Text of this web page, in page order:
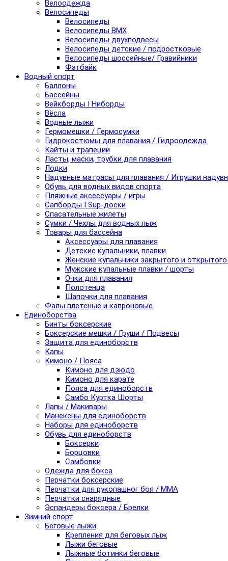
Велоодежда
Велосипеды
Велосипеды
Велосипеды BMX
Велосипеды двухподвесы
Велосипеды детские / подростковые
Велосипеды шоссейные/ Гравийники
Фэтбайк
Водный спорт
Баллоны
Бассейны
Вейкборды I Ниборды
Вёсла
Водные лыжи
Гермомешки / Гермосумки
Гидрокостюмы для плавания / Гидроодежда
Кайты и трапеции
Ласты, маски, трубки для плавания
Лодки
Надувные матрасы для плавания / Игрушки
Обувь для водных видов спорта
Пляжные аксессуары / игры
Сапборды I Sup-доски
Спасательные жилеты
Сумки / Чехлы для водных лыж
Товары для бассейна
Аксессуары для плавания
Детские купальники, плавки
Женские купальники закрытого и
Мужские купальные плавки / шорты
Очки для плавания
Полотенца
Шапочки для плавания
Фалы плетеные и капроновые
Единоборства
Бинты боксерские
Боксерские мешки / Груши / Подвесы
Защита для единоборств
Капы
Кимоно / Пояса
Кимоно для дзюдо
Кимоно для карате
Пояса для единоборств
Самбо Куртка Шорты
Лапы / Макивары
Манекены для единоборств
Наборы для единоборств
Обувь для единоборств
Боксерки
Борцовки
Самбовки
Одежда для бокса
Перчатки боксерские
Перчатки для рукопашног боя / ММА
Перчатки снарядные
Эспандеры боксера / Брелки
Зимний спорт
Беговые лыжи
Крепления для беговых лыж
Лыжи беговые
Лыжные ботинки беговые